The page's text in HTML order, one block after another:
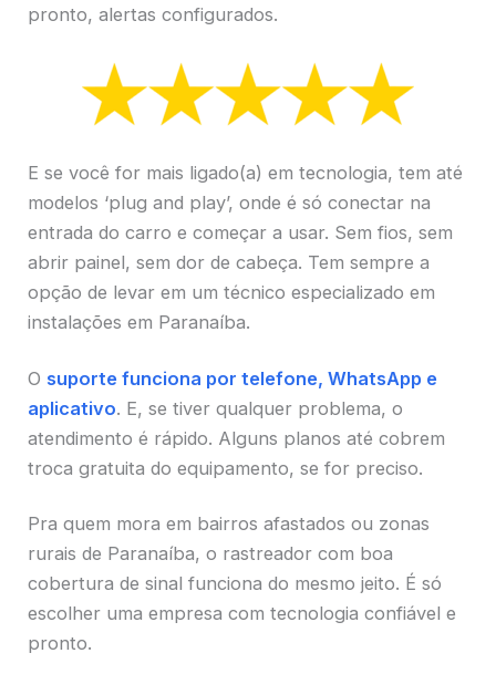
pronto, alertas configurados.
E se você for mais ligado(a) em tecnologia, tem até
modelos ‘plug and play’, onde é só conectar na
entrada do carro e começar a usar. Sem fios, sem
abrir painel, sem dor de cabeça. Tem sempre a
opção de levar em um técnico especializado em
instalações em Paranaíba.
O suporte funciona por telefone, WhatsApp e
aplicativo. E, se tiver qualquer problema, o
atendimento é rápido. Alguns planos até cobrem
troca gratuita do equipamento, se for preciso.
Pra quem mora em bairros afastados ou zonas
rurais de Paranaíba, o rastreador com boa
cobertura de sinal funciona do mesmo jeito. É só
escolher uma empresa com tecnologia confiável e
pronto.